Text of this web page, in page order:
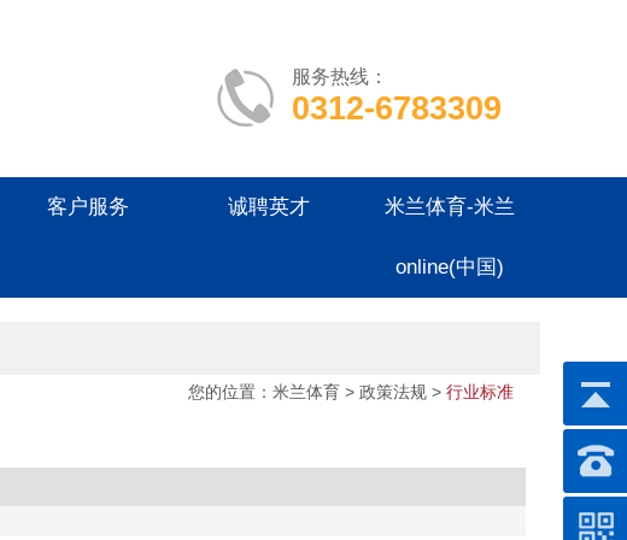
服务热线：
0312-6783309
客户服务 诚聘英才 米兰体育-米兰
online(中国)
您的位置： 米兰体育 > 政策法规 > 行业标准